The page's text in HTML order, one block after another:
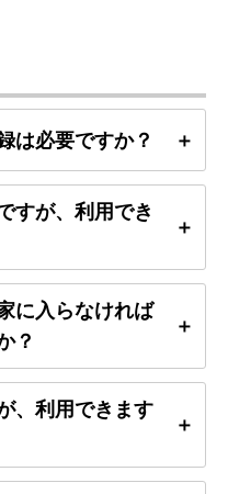
は必要ですか？
すが、利用でき
に入らなければ
？
、利用できます